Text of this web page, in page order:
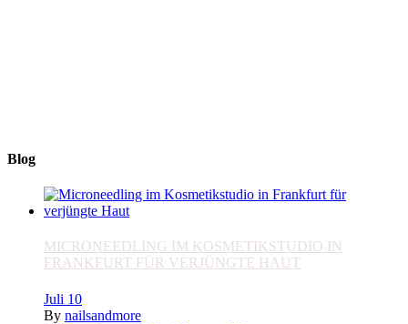
Blog
MICRONEEDLING IM KOSMETIKSTUDIO IN
FRANKFURT FÜR VERJÜNGTE HAUT
Juli 10
By nailsandmore